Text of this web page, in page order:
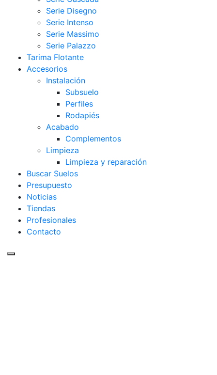
Serie Disegno
Serie Intenso
Serie Massimo
Serie Palazzo
Tarima Flotante
Accesorios
Instalación
Subsuelo
Perfiles
Rodapiés
Acabado
Complementos
Limpieza
Limpieza y reparación
Buscar Suelos
Presupuesto
Noticias
Tiendas
Profesionales
Contacto